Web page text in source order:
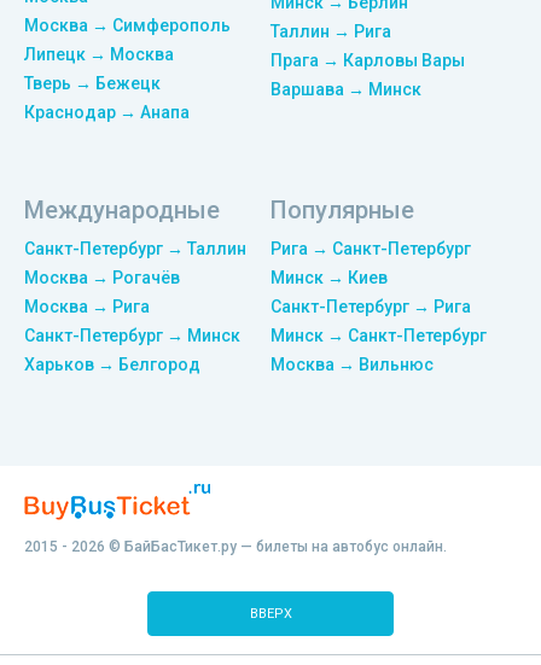
Москва → Симферополь
Липецк → Москва
Тверь → Бежецк
Краснодар → Анапа
Таллин → Рига
Прага → Карловы Вары
Варшава → Минск
Международные
Санкт-Петербург → Таллин
Москва → Рогачёв
Москва → Рига
Санкт-Петербург → Минск
Харьков → Белгород
Популярные
Рига → Санкт-Петербург
Минск → Киев
Санкт-Петербург → Рига
Минск → Санкт-Петербург
Москва → Вильнюс
2015 - 2026 © БайБасТикет.ру — билеты на автобус онлайн.
ВВЕРХ